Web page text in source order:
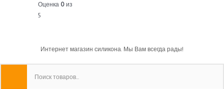
Оценка 0 из
5
Интернет магазин силикона. Мы Вам всегда рады!